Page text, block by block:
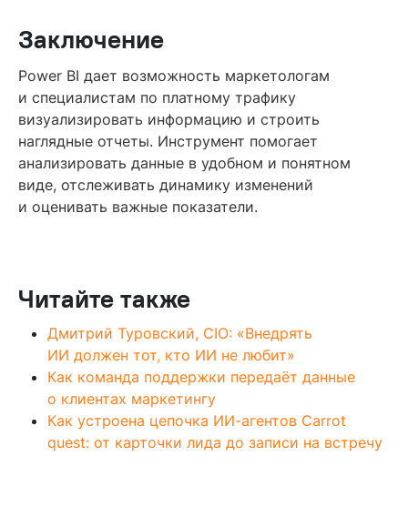
Заключение
Power BI дает возможность маркетологам
и специалистам по платному трафику
визуализировать информацию и строить
наглядные отчеты. Инструмент помогает
анализировать данные в удобном и понятном
виде, отслеживать динамику изменений
и оценивать важные показатели.
Читайте также
Дмитрий Туровский, CIO: «Внедрять
ИИ должен тот, кто ИИ не любит»
Как команда поддержки передаёт данные
о клиентах маркетингу
Как устроена цепочка ИИ-агентов Carrot
quest: от карточки лида до записи на встречу